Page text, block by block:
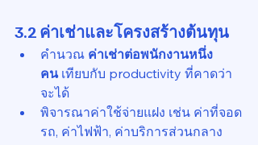
3.2 ค่าเช่าและโครงสร้างต้นทุน
คำนวณ ค่าเช่าต่อพนักงานหนึ่ง
คน เทียบกับ productivity ที่คาดว่า
จะได้
พิจารณาค่าใช้จ่ายแฝง เช่น ค่าที่จอด
รถ, ค่าไฟฟ้า, ค่าบริการส่วนกลาง